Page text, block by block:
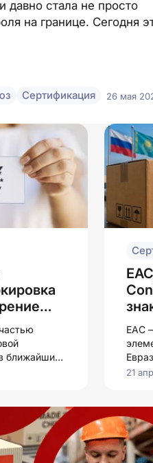
давно стала не просто
на границе. Сегодня
Сертификация 26 мая
для
ближайшие
только
ЕАС
союз
21